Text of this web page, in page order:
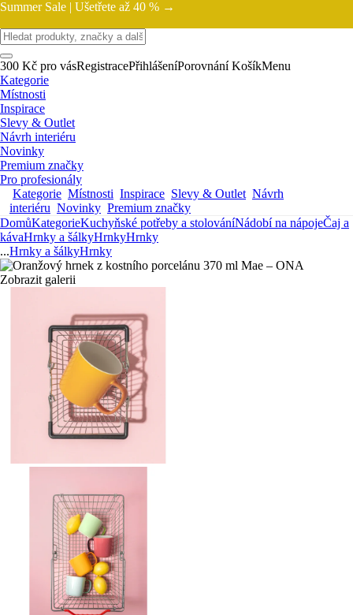
Summer Sale | Ušetřete až 40 % →
300 Kč pro vásRegistracePřihlášeníPorovnání KošíkMenu
Kategorie
Místnosti
Inspirace
Slevy & Outlet
Návrh interiéru
Novinky
Premium značky
Pro profesionály
Kategorie Místnosti Inspirace Slevy & Outlet Návrh
interiéru Novinky Premium značky
DomůKategorieKuchyňské potřeby a stolováníNádobí na nápojeČaj a
kávaHrnky a šálkyHrnkyHrnky
...Hrnky a šálkyHrnky
Zobrazit galerii